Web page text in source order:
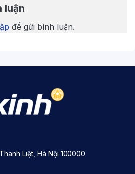
luận
để gửi bình luận.
Liệt, Hà Nội 100000